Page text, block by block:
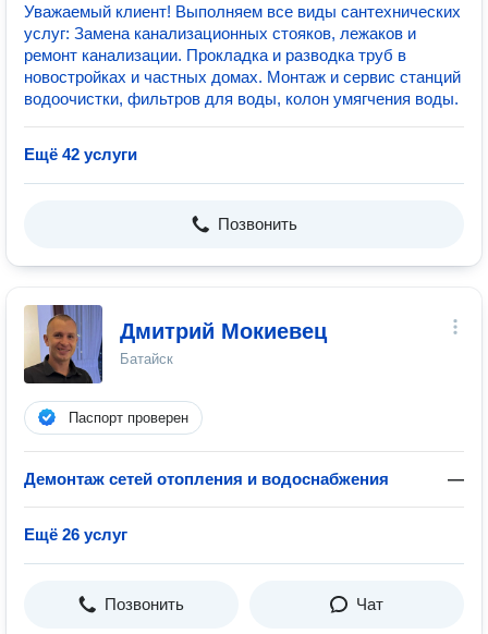
Уважаемый клиент! Выполняем все виды сантехнических
услуг: Замена канализационных стояков, лежаков и
ремонт канализации. Прокладка и разводка труб в
новостройках и частных домах. Монтаж и сервис станций
водоочистки, фильтров для воды, колон умягчения воды.
Ещё 42 услуги
Позвонить
Дмитрий Мокиевец
Батайск
Паспорт проверен
Демонтаж сетей отопления и водоснабжения —
Ещё 26 услуг
Позвонить Чат